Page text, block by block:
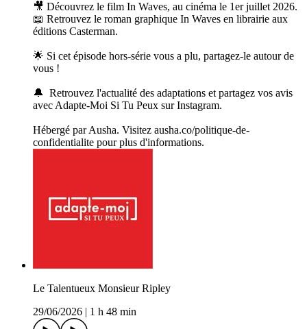
🎥 Découvrez le film In Waves, au cinéma le 1er juillet 2026.
📖 Retrouvez le roman graphique In Waves en librairie aux
éditions Casterman.
🌟 Si cet épisode hors-série vous a plu, partagez-le autour de
vous !
🔔 Retrouvez l'actualité des adaptations et partagez vos avis
avec Adapte-Moi Si Tu Peux sur Instagram.
Hébergé par Ausha. Visitez ausha.co/politique-de-
confidentialite pour plus d'informations.
Le Talentueux Monsieur Ripley
29/06/2026
1 h 48 min